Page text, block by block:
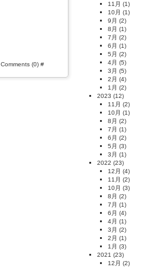
Comments (0) #
11月 (1)
10月 (1)
9月 (2)
8月 (1)
7月 (2)
6月 (1)
5月 (2)
4月 (5)
3月 (5)
2月 (4)
1月 (2)
2023 (12)
11月 (2)
10月 (1)
8月 (2)
7月 (1)
6月 (2)
5月 (3)
3月 (1)
2022 (23)
12月 (4)
11月 (2)
10月 (3)
8月 (2)
7月 (1)
6月 (4)
4月 (1)
3月 (2)
2月 (1)
1月 (3)
2021 (23)
12月 (2)